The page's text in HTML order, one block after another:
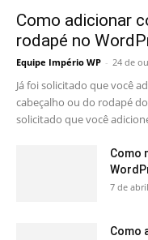
Como adicionar
rodapé no
Equipe Império WP - 24 de
Já foi solicitado que você
cabeçalho ou do rodapé
solicitado que você
Como
7 de
Como